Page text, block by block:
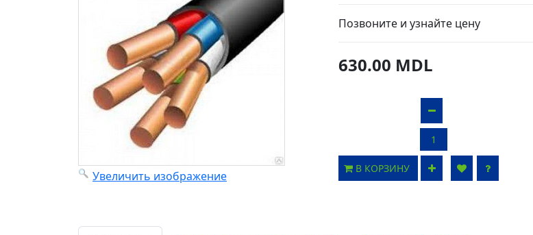
Увеличить изображение
Позвоните и узнайте цену
630.00 MDL
В КОРЗИНУ